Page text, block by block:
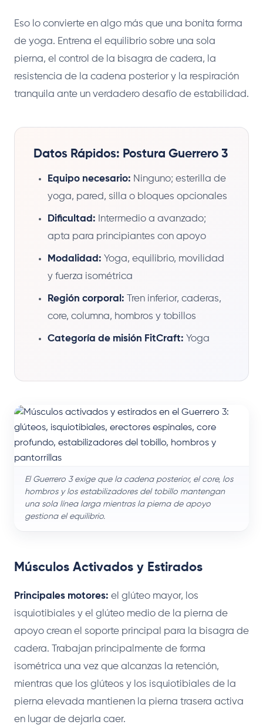
Eso lo convierte en algo más que una bonita forma
de yoga. Entrena el equilibrio sobre una sola
pierna, el control de la bisagra de cadera, la
resistencia de la cadena posterior y la respiración
tranquila ante un verdadero desafío de estabilidad.
Datos Rápidos: Postura Guerrero 3
Equipo necesario: Ninguno; esterilla de
yoga, pared, silla o bloques opcionales
Dificultad: Intermedio a avanzado;
apta para principiantes con apoyo
Modalidad: Yoga, equilibrio, movilidad
y fuerza isométrica
Región corporal: Tren inferior, caderas,
core, columna, hombros y tobillos
Categoría de misión FitCraft: Yoga
El Guerrero 3 exige que la cadena posterior, el core, los
hombros y los estabilizadores del tobillo mantengan
una sola línea larga mientras la pierna de apoyo
gestiona el equilibrio.
Músculos Activados y Estirados
Principales motores: el glúteo mayor, los
isquiotibiales y el glúteo medio de la pierna de
apoyo crean el soporte principal para la bisagra de
cadera. Trabajan principalmente de forma
isométrica una vez que alcanzas la retención,
mientras que los glúteos y los isquiotibiales de la
pierna elevada mantienen la pierna trasera activa
en lugar de dejarla caer.